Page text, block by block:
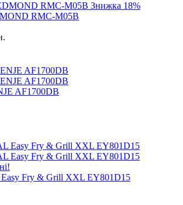
Знижка 18%
RMC-M05B
AF1700DB
Fry & Grill XXL EY801D15